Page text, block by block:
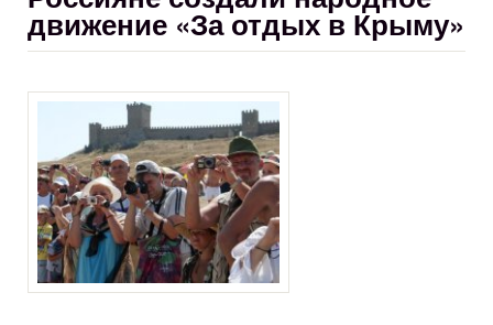
движение «За отдых в Крыму»